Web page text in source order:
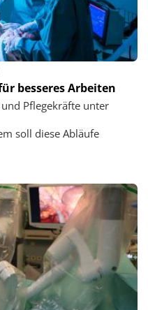
besseres Arbeiten
Pflegekräfte unter
soll diese Abläufe